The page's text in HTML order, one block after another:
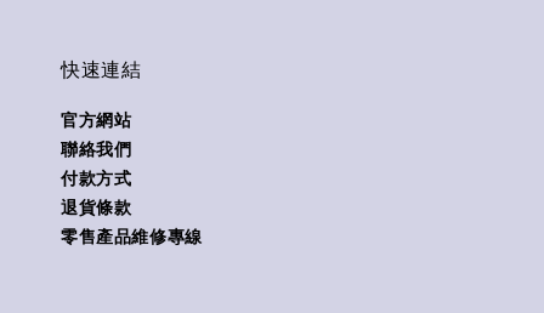
快速連結
官方網站
聯絡我們
付款方式
退貨條款
零售產品維修專線